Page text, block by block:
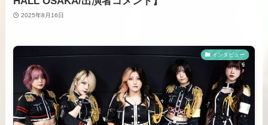
2025年8月16日
インタビュー